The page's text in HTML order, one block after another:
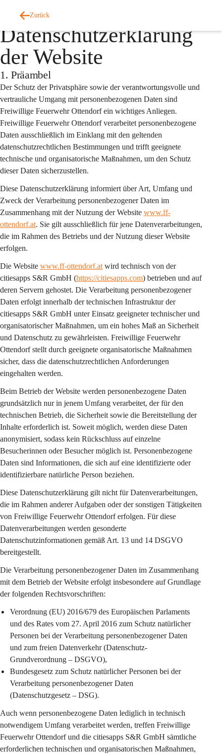
Zurück
Datenschutzerklärung
der Website
1. Präambel
Der Schutz der Privatsphäre sowie der verantwortungsvolle und
vertrauliche Umgang mit personenbezogenen Daten sind
Freiwillige Feuerwehr Ottendorf ein wichtiges Anliegen.
Freiwillige Feuerwehr Ottendorf verarbeitet personenbezogene
Daten ausschließlich im Einklang mit den geltenden
datenschutzrechtlichen Bestimmungen und trifft geeignete
technische und organisatorische Maßnahmen, um den Schutz
dieser Daten sicherzustellen.
Diese Datenschutzerklärung informiert über Art, Umfang und
Zweck der Verarbeitung personenbezogener Daten im
Zusammenhang mit der Nutzung der Website www.ff-
ottendorf.at. Sie gilt ausschließlich für jene Datenverarbeitungen,
die im Rahmen des Betriebs und der Nutzung dieser Website
erfolgen.
Die Website www.ff-ottendorf.at wird technisch von der
citiesapps S&R GmbH (https://citiesapps.com) betrieben und auf
deren Servern gehostet. Die Verarbeitung personenbezogener
Daten erfolgt innerhalb der technischen Infrastruktur der
citiesapps S&R GmbH unter Einsatz geeigneter technischer und
organisatorischer Maßnahmen, um ein hohes Maß an Sicherheit
und Datenschutz zu gewährleisten. Freiwillige Feuerwehr
Ottendorf stellt durch geeignete organisatorische Maßnahmen
sicher, dass die datenschutzrechtlichen Anforderungen
eingehalten werden.
Beim Betrieb der Website werden personenbezogene Daten
grundsätzlich nur in jenem Umfang verarbeitet, der für den
technischen Betrieb, die Sicherheit sowie die Bereitstellung der
Inhalte erforderlich ist. Soweit möglich, werden diese Daten
anonymisiert, sodass kein Rückschluss auf einzelne
Besucherinnen oder Besucher möglich ist. Personenbezogene
Daten sind Informationen, die sich auf eine identifizierte oder
identifizierbare natürliche Person beziehen.
Diese Datenschutzerklärung gilt nicht für Datenverarbeitungen,
die im Rahmen anderer Aufgaben oder der sonstigen Tätigkeiten
von Freiwillige Feuerwehr Ottendorf erfolgen. Für diese
Datenverarbeitungen werden gesonderte
Datenschutzinformationen gemäß Art. 13 und 14 DSGVO
bereitgestellt.
Die Verarbeitung personenbezogener Daten im Zusammenhang
mit dem Betrieb der Website erfolgt insbesondere auf Grundlage
der folgenden Rechtsvorschriften:
Verordnung (EU) 2016/679 des Europäischen Parlaments
und des Rates vom 27. April 2016 zum Schutz natürlicher
Personen bei der Verarbeitung personenbezogener Daten
und zum freien Datenverkehr (Datenschutz-
Grundverordnung – DSGVO),
Bundesgesetz zum Schutz natürlicher Personen bei der
Verarbeitung personenbezogener Daten
(Datenschutzgesetz – DSG).
Auch wenn personenbezogene Daten lediglich in technisch
notwendigem Umfang verarbeitet werden, treffen Freiwillige
Feuerwehr Ottendorf und die citiesapps S&R GmbH sämtliche
erforderlichen technischen und organisatorischen Maßnahmen,